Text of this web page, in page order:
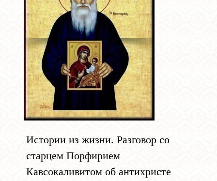
Истории из жизни. Разговор со
старцем Порфирием
Кавсокаливитом об антихристе